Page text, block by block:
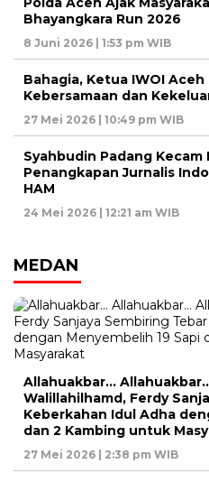
Bhayangkara Run 2026
8 Juni 2026 | 1:53 pm WIB
Bahagia, Ketua IWOI
Kebersamaan dan
27 Mei 2026 | 10:49 pm WIB
Syahbudin Padang Kecam
Penangkapan Jurnalis
HAM
24 Mei 2026 | 12:21 am WIB
MEDAN
Allahuakbar…
Walillahilhamd, Ferdy
Keberkahan Idul Adha
dan 2 Kambing untuk
27 Mei 2026 | 2:38 pm WIB